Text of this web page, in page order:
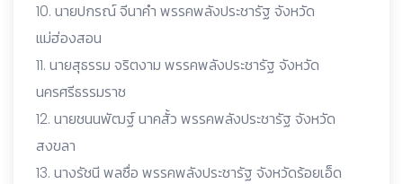
10. นายปกรณ์ จีนาคำ พรรคพลังประชารัฐ จังหวัด
แม่ฮ่องสอน
11. นายสุธรรม จริตงาม พรรคพลังประชารัฐ จังหวัด
นครศรีธรรมราช
12. นายชนนพัฒฐ์ นาคสั้ว พรรคพลังประชารัฐ จังหวัด
สงขลา
13. นางรัชนี พลซื่อ พรรคพลังประชารัฐ จังหวัดร้อยเอ็ด